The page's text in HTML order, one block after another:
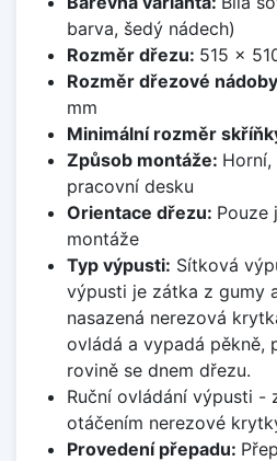
barva, šedý nádech)
Rozměr dřezu: 515 x
Rozměr dřezové
mm
Minimální rozměr
Způsob montáže: Horní,
pracovní desku
Orientace dřezu: Pouze
montáže
Typ výpusti: Sítková
výpusti je zátka z gumy
nasazená nerezová
ovládá a vypadá pěkně,
rovině se dnem dřezu.
Ruční ovládání výpusti -
otáčením nerezové
Provedení přepadu: